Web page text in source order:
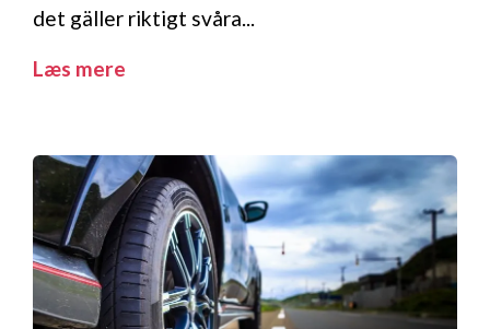
det gäller riktigt svåra...
Læs mere